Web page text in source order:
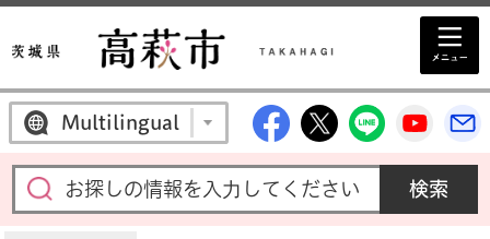
Multilingual 高萩市公式
高萩市公式X
高萩市
高